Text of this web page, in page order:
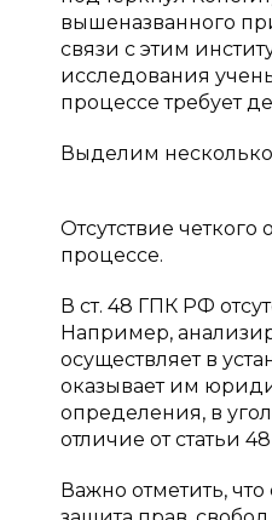
вышеназванного
связи с этим
исследования
процессе требует
Выделим
Отсутствие
процессе.
В ст. 48 ГПК РФ
Например,
осуществляет в
оказывает им
определения, в
отличие от статьи
Важно отметить,